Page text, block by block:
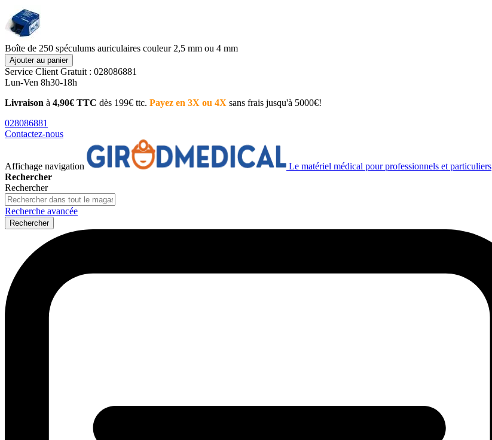
Boîte de 250 spéculums auriculaires couleur 2,5 mm ou 4 mm
Ajouter au panier
Service Client Gratuit : 028086881
Lun-Ven 8h30-18h
Livraison à 4,90€ TTC dès 199€ ttc. Payez en 3X ou 4X sans frais jusqu'à 5000€!
028086881
Contactez-nous
Affichage navigation
Le matériel médical pour professionnels et particuliers
Rechercher
Rechercher
Recherche avancée
Rechercher